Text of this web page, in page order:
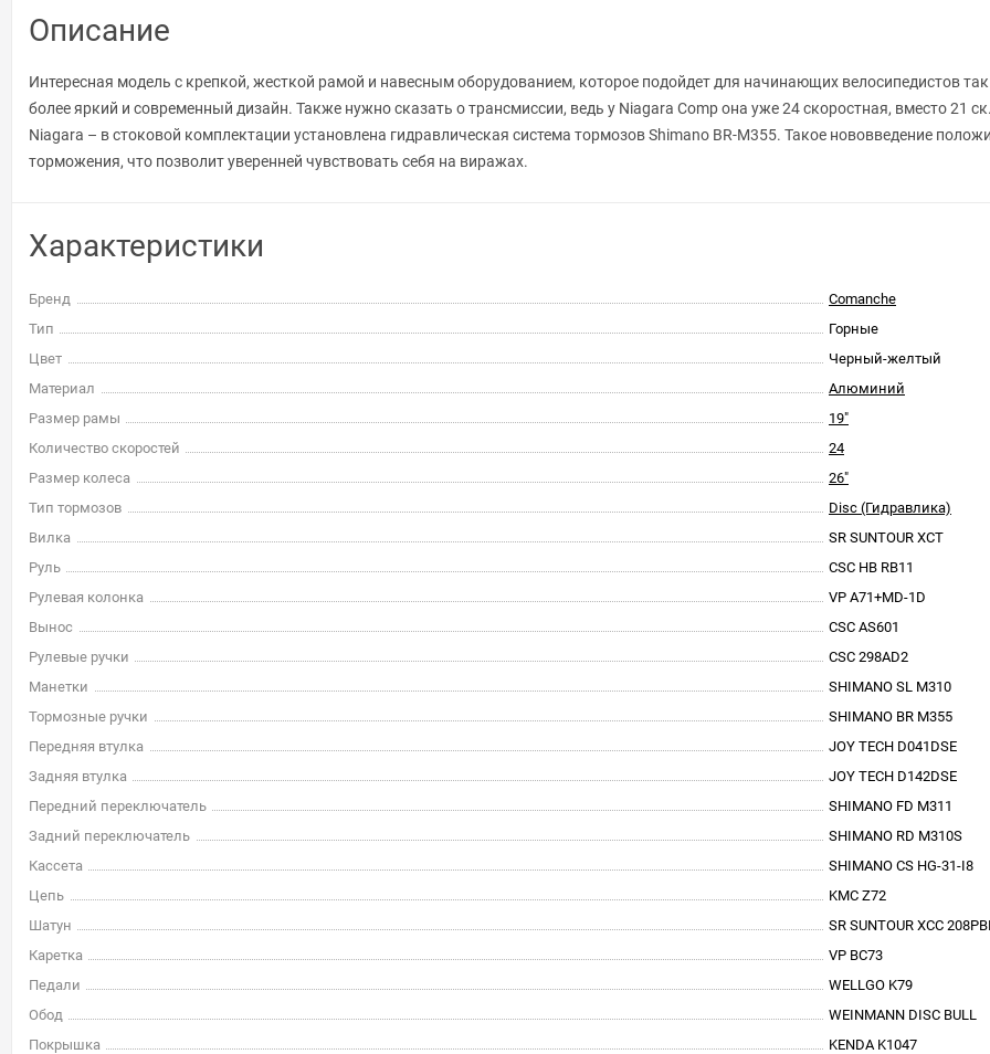
Описание
Интересная модель с крепкой, жесткой рамой и навесным оборудованием, которое подойдет для начинающих велосипедистов
более яркий и современный дизайн. Также нужно сказать о трансмиссии, ведь у Niagara Comp она уже 24 скоростная, вместо 21
Niagara – в стоковой комплектации установлена гидравлическая система тормозов Shimano BR-M355. Такое нововведение
торможения, что позволит уверенней чувствовать себя на виражах.
Характеристики
Бренд
Comanche
Тип
Горные
Цвет
Черный-желтый
Материал
Алюминий
Размер рамы
19"
Количество скоростей
24
Размер колеса
26"
Тип тормозов
Disc (Гидравлика)
Вилка
SR SUNTOUR XCT
Руль
CSC HB RB11
Рулевая колонка
VP A71+MD-1D
Вынос
CSC AS601
Рулевые ручки
CSC 298AD2
Манетки
SHIMANO SL M310
Тормозные ручки
SHIMANO BR M355
Передняя втулка
JOY TECH D041DSE
Задняя втулка
JOY TECH D142DSE
Передний переключатель
SHIMANO FD M311
Задний переключатель
SHIMANO RD M310S
Кассета
SHIMANO CS HG-31-I8
Цепь
KMC Z72
Шатун
SR SUNTOUR XCC
Каретка
VP BC73
Педали
WELLGO K79
Обод
WEINMANN DISC BULL
Покрышка
KENDA K1047